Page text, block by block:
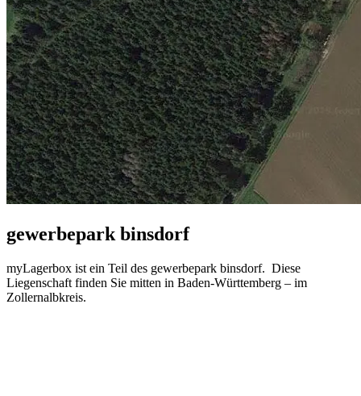
gewerbepark binsdorf
myLagerbox ist ein Teil des gewerbepark binsdorf. Diese
Liegenschaft finden Sie mitten in Baden-Württemberg – im
Zollernalbkreis.